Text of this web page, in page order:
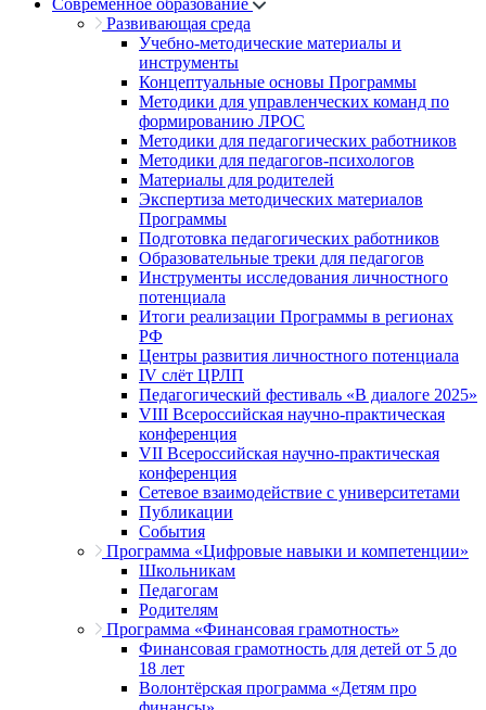
Современное образование
Развивающая среда
Учебно-методические материалы и
инструменты
Концептуальные основы Программы
Методики для управленческих команд по
формированию ЛРОС
Методики для педагогических работников
Методики для педагогов-психологов
Материалы для родителей
Экспертиза методических материалов
Программы
Подготовка педагогических работников
Образовательные треки для педагогов
Инструменты исследования личностного
потенциала
Итоги реализации Программы в регионах
РФ
Центры развития личностного потенциала
IV слёт ЦРЛП
Педагогический фестиваль «В диалоге 2025»
VIII Всероссийская научно-практическая
конференция
VII Всероссийская научно-практическая
конференция
Сетевое взаимодействие с университетами
Публикации
События
Программа «Цифровые навыки и компетенции»
Школьникам
Педагогам
Родителям
Программа «Финансовая грамотность»
Финансовая грамотность для детей от 5 до
18 лет
Волонтёрская программа «Детям про